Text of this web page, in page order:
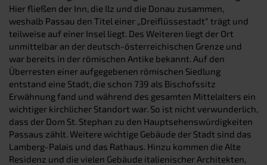
Hier fließen der Inn, die Ilz und die Donau zusammen,
weshalb Passau den Titel einer „Dreiflüssestadt“ trägt und
teilweise auf einer Insel liegt. Des Weiteren liegt der Ort
unmittelbar an der deutsch-österreichischen Grenze und
war bereits in der römischen Antike bekannt. Auf den
Überresten einer aufgegebenen römischen Siedlung
entstand eine Stadt, die schon 739 als Bischofssitz
Erwähnung fand und während des gesamten Mittelalters ein
wichtiger kirchlicher Standort war. So ist nicht verwunderlich,
dass der Dom St. Stephan zu den Hauptsehenswürdigkeiten
Passaus zählt. Weitere wichtige Gebäude der Stadt sind das
Lamberg-Palais und das Rathaus. Hinzu kommen die Alte
Residenz und die vielen Gebäude italienischer Architekten,